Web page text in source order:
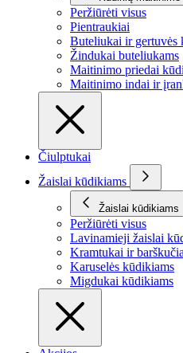
Peržiūrėti visus
Pientraukiai
Buteliukai ir gertuvės
Žindukai buteliukams
Maitinimo priedai
Maitinimo indai ir
Čiulptukai
Žaislai kūdikiams
Žaislai kūdikiams
Peržiūrėti visus
Lavinamieji žaislai
Kramtukai ir
Karuselės kūdikiams
Migdukai kūdikiams